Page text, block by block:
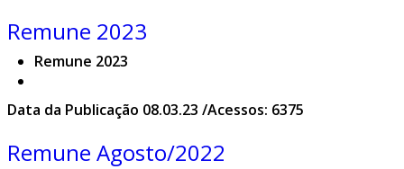
Remune 2023
Remune 2023
Data da Publicação 08.03.23 /Acessos: 6375
Remune Agosto/2022